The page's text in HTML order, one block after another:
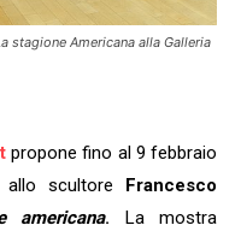
stagione Americana alla Galleria
propone fino al 9 febbraio
allo scultore Francesco
americana. La mostra